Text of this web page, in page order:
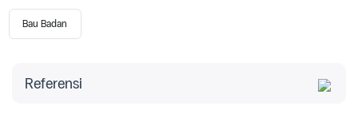
Bau Badan
Referensi